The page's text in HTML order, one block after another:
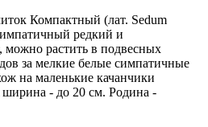
Компактный (лат. Sedum
редкий и
можно растить в подвесных
за мелкие белые симпатичные
на маленькие качанчики
- до 20 см. Родина -